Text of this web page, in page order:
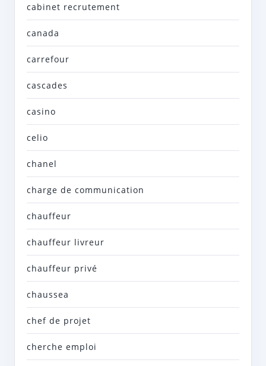
cabinet recrutement
canada
carrefour
cascades
casino
celio
chanel
charge de communication
chauffeur
chauffeur livreur
chauffeur privé
chaussea
chef de projet
cherche emploi